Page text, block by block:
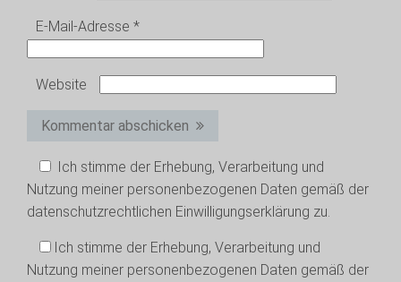
E-Mail-Adresse *
Website
Kommentar abschicken
Ich stimme der Erhebung, Verarbeitung und
Nutzung meiner personenbezogenen Daten gemäß der
datenschutzrechtlichen Einwilligungserklärung zu.
Ich stimme der Erhebung, Verarbeitung und
Nutzung meiner personenbezogenen Daten gemäß der